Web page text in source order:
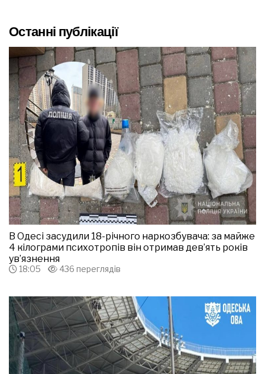
Останні публікації
В Одесі засудили 18-річного наркозбувача: за майже
4 кілограми психотропів він отримав дев’ять років
ув’язнення
18:05 436 переглядів